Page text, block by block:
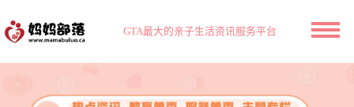
GTA最大的亲子生活资讯服务平台